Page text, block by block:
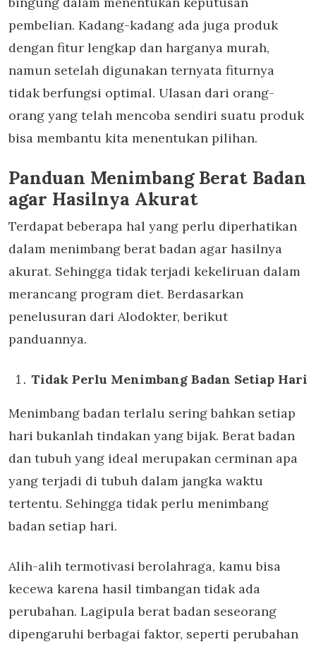
pembelian. Kadang-kadang ada juga produk
dengan fitur lengkap dan harganya murah,
namun setelah digunakan ternyata fiturnya
tidak berfungsi optimal. Ulasan dari orang-
orang yang telah mencoba sendiri suatu produk
bisa membantu kita menentukan pilihan.
Panduan Menimbang Berat Badan
agar Hasilnya Akurat
Terdapat beberapa hal yang perlu diperhatikan
dalam menimbang berat badan agar hasilnya
akurat. Sehingga tidak terjadi kekeliruan dalam
merancang program diet. Berdasarkan
penelusuran dari Alodokter, berikut
panduannya.
Tidak Perlu Menimbang Badan Setiap Hari
Menimbang badan terlalu sering bahkan setiap
hari bukanlah tindakan yang bijak. Berat badan
dan tubuh yang ideal merupakan cerminan apa
yang terjadi di tubuh dalam jangka waktu
tertentu. Sehingga tidak perlu menimbang
badan setiap hari.
Alih-alih termotivasi berolahraga, kamu bisa
kecewa karena hasil timbangan tidak ada
perubahan. Lagipula berat badan seseorang
dipengaruhi berbagai faktor, seperti perubahan